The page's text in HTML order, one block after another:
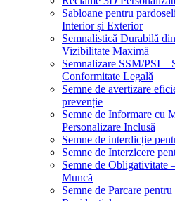
Sabloane pentru
Interior și Exterior
Semnalistică Durabilă
Vizibilitate Maximă
Semnalizare SSM/PSI –
Conformitate Legală
Semne de avertizare
prevenție
Semne de Informare cu
Personalizare Inclusă
Semne de interdicție
Semne de Interzicere
Semne de Obligativitate
Muncă
Semne de Parcare